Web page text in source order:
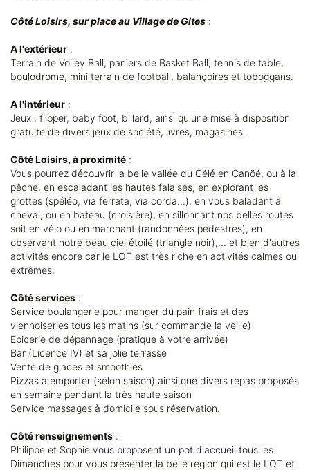
Côté Loisirs, sur place au Village de Gites :
A l'extérieur :
Terrain de Volley Ball, paniers de Basket Ball, tennis de table,
boulodrome, mini terrain de football, balançoires et toboggans.
A l'intérieur :
Jeux : flipper, baby foot, billard, ainsi qu'une mise à disposition
gratuite de divers jeux de société, livres, magasines.
Côté Loisirs, à proximité :
Vous pourrez découvrir la belle vallée du Célé en Canöé, ou à la
pêche, en escaladant les hautes falaises, en explorant les
grottes (spéléo, via ferrata, via corda...), en vous baladant à
cheval, ou en bateau (croisière), en sillonnant nos belles routes
soit en vélo ou en marchant (randonnées pédestres), en
observant notre beau ciel étoilé (triangle noir),... et bien d'autres
activités encore car le LOT est très riche en activités calmes ou
extrêmes.
Côté services :
Service boulangerie pour manger du pain frais et des
viennoiseries tous les matins (sur commande la veille)
Epicerie de dépannage (pratique à votre arrivée)
Bar (Licence IV) et sa jolie terrasse
Vente de glaces et smoothies
Pizzas à emporter (selon saison) ainsi que divers repas proposés
en semaine pendant la très haute saison
Service massages à domicile sous réservation.
Côté renseignements :
Philippe et Sophie vous proposent un pot d'accueil tous les
Dimanches pour vous présenter la belle région qui est le LOT et